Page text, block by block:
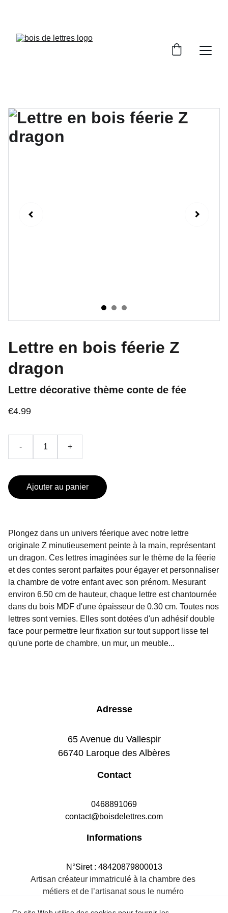
Lettre en bois féerie Z
dragon
Lettre décorative thème conte de fée
€4.99
- +
Ajouter au panier
Plongez dans un univers féerique avec notre lettre
originale Z minutieusement peinte à la main, représentant
un dragon. Ces lettres imaginées sur le thème de la féerie
et des contes seront parfaites pour égayer et personnaliser
la chambre de votre enfant avec son prénom. Mesurant
environ 6.50 cm de hauteur, chaque lettre est chantournée
dans du bois MDF d'une épaisseur de 0.30 cm. Toutes nos
lettres sont vernies. Elles sont dotées d'un adhésif double
face pour permettre leur fixation sur tout support lisse tel
qu'une porte de chambre, un mur, un meuble...
Adresse
65 Avenue du Vallespir
66740 Laroque des Albères
Contact
0468891069
contact@boisdelettres.com
Informations
N°Siret : 48420879800013
Artisan créateur immatriculé à la chambre des
métiers et de l’artisanat sous le numéro